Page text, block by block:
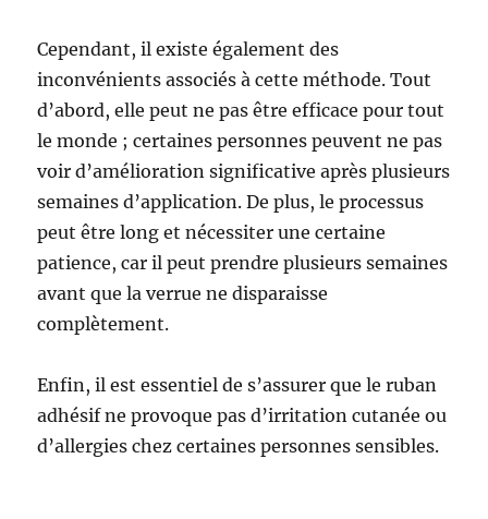
Cependant, il existe également des
inconvénients associés à cette méthode. Tout
d’abord, elle peut ne pas être efficace pour tout
le monde ; certaines personnes peuvent ne pas
voir d’amélioration significative après plusieurs
semaines d’application. De plus, le processus
peut être long et nécessiter une certaine
patience, car il peut prendre plusieurs semaines
avant que la verrue ne disparaisse
complètement.
Enfin, il est essentiel de s’assurer que le ruban
adhésif ne provoque pas d’irritation cutanée ou
d’allergies chez certaines personnes sensibles.